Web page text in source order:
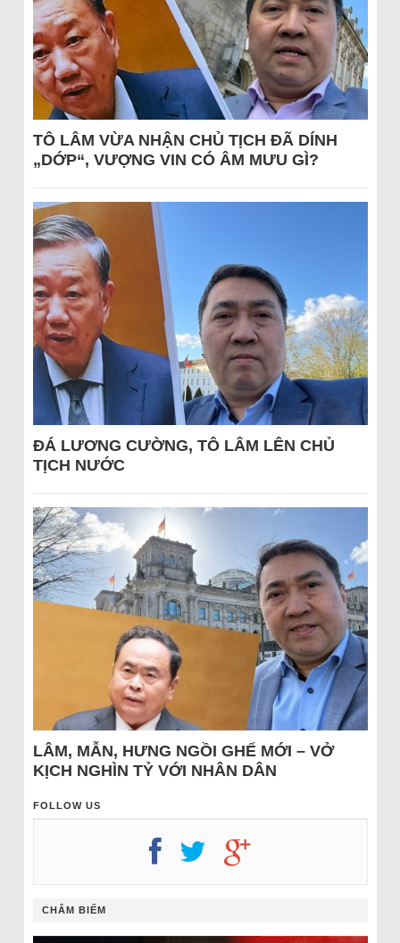
TÔ LÂM VỪA NHẬN CHỦ TỊCH ĐÃ DÍNH
„DỚP“, VƯỢNG VIN CÓ ÂM MƯU GÌ?
ĐÁ LƯƠNG CƯỜNG, TÔ LÂM LÊN CHỦ
TỊCH NƯỚC
LÂM, MẪN, HƯNG NGỒI GHẾ MỚI – VỞ
KỊCH NGHÌN TỶ VỚI NHÂN DÂN
FOLLOW US
CHÂM BIẾM